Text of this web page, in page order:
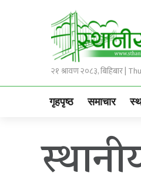
२१ श्रावण २०८३, बिहिबार |
गृहपृष्ठ समाचार